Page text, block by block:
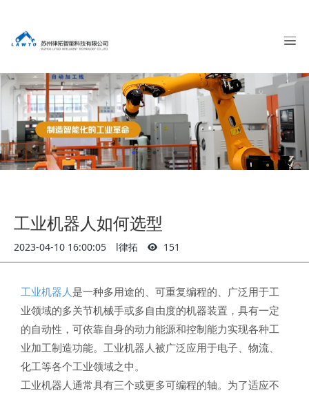
工业机器人如何选型
2023-04-10 16:00:05 l律拓 151
工业机器人 是一种多用途的、可重复编程的、广泛用于工
业领域的多关节机械手或多自由度的机器装置，具有一定
的自动性，可依靠自身的动力能源和控制能力实现各种工
业加工制造功能。工业机器人被广泛应用于电子、物流、
化工等各个工业领域之中。
工业机器人通常具有三个或更多可编程的轴。为了适应不